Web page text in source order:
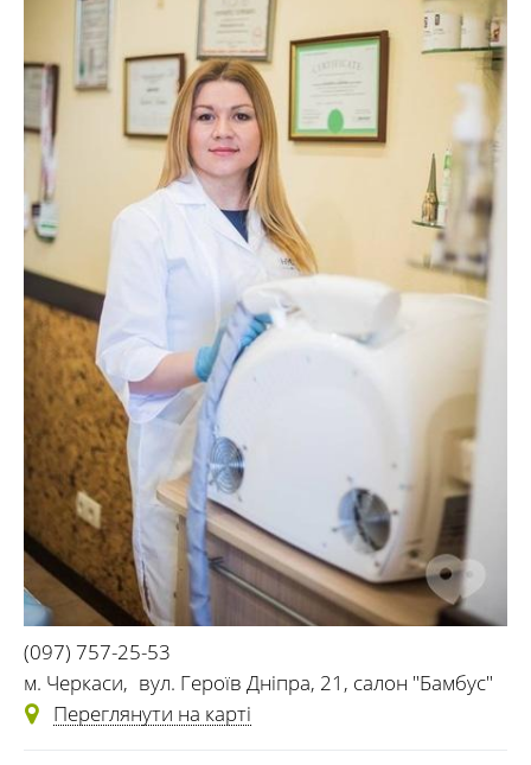
(097) 757-25-53
м. Черкаси, вул. Героїв Дніпра, 21, салон "Бамбус"
Переглянути на карті